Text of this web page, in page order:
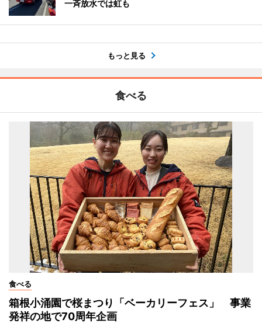
一斉放水では虹も
もっと見る
食べる
食べる
箱根小涌園で桜まつり「ベーカリーフェス」 事業
発祥の地で70周年企画